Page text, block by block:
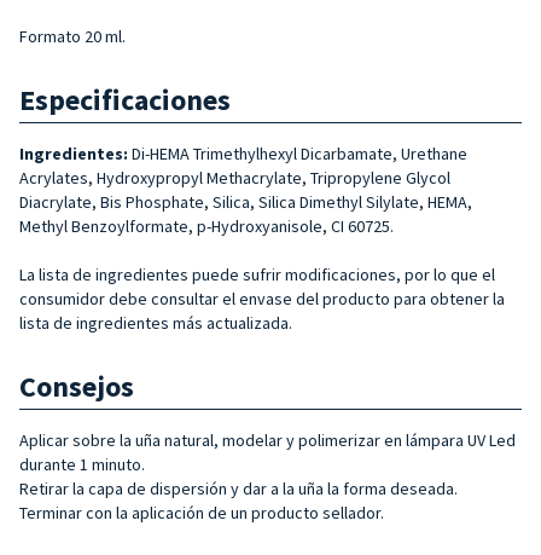
Formato 20 ml.
Especificaciones
Ingredientes: Di-HEMA Trimethylhexyl Dicarbamate, Urethane
Acrylates, Hydroxypropyl Methacrylate, Tripropylene Glycol
Diacrylate, Bis Phosphate, Silica, Silica Dimethyl Silylate, HEMA,
Methyl Benzoylformate, p-Hydroxyanisole, CI 60725.
La lista de ingredientes puede sufrir modificaciones, por lo que el
consumidor debe consultar el envase del producto para obtener la
lista de ingredientes más actualizada.
Consejos
Aplicar sobre la uña natural, modelar y polimerizar en lámpara UV Led
durante 1 minuto.
Retirar la capa de dispersión y dar a la uña la forma deseada.
Terminar con la aplicación de un producto sellador.